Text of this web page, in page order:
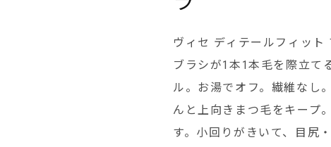
ヴィセ ディテールフィット
ブラシが1本1本毛を際立て
ル。お湯でオフ。繊維なし
んと上向きまつ毛をキープ
す。小回りがきいて、目尻